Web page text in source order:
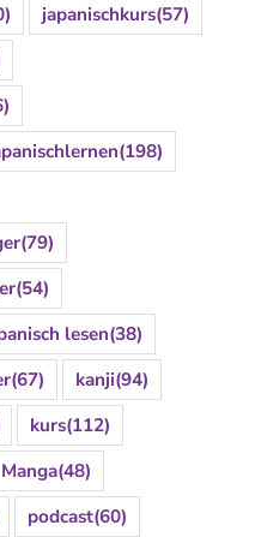
japanischkurs(57)
(198)
(79)
(54)
lesen(38)
(67) kanji(94)
kurs(112)
Manga(48)
podcast(60)